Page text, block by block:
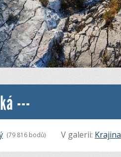
---
(79 816 bodů) V galerii: Krajina